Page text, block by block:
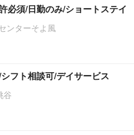
必須/日勤のみ/ショートステイ
ンターそよ風
フト相談可/デイサービス
谷